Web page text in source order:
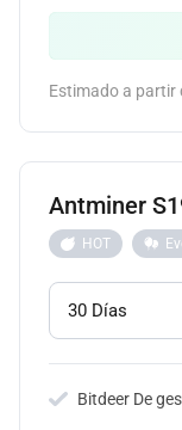
Estimado a partir
Antminer
HOT
30 Días
Bitdeer De